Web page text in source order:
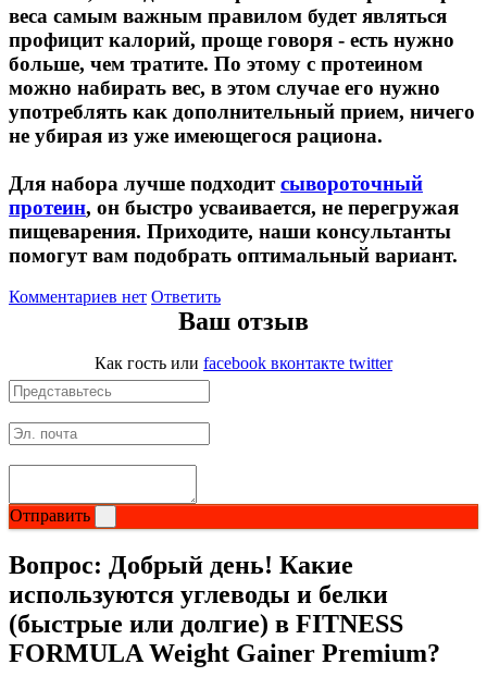
НАЗАД
Ремни и перчатки
Шейкеры и бутылки
Прочее
Подарочные сертификаты
Фитнес резинки
Полезные продукты
НАЗАД
Соусы и Топпинги
Распродажа!
Распродажа NOW
веса самым важным правилом будет являться
профицит калорий, проще говоря - есть нужно
больше, чем тратите. По этому с протеином
можно набирать вес, в этом случае его нужно
употреблять как дополнительный прием, ничего
не убирая из уже имеющегося рациона.
Для набора лучше подходитсывороточный
протеин, он быстро усваивается, не перегружая
пищеварения. Приходите, наши консультанты
помогут вам подобрать оптимальный вариант.
Комментариев нет Ответить
Ваш отзыв
Как гость или facebook вконтакте twitter
Отправить
Вопрос: Добрый день! Какие
используются углеводы и белки
(быстрые или долгие) в FITNESS
FORMULA Weight Gainer Premium?